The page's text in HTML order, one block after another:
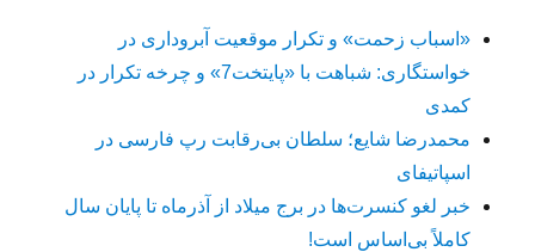
«اسباب زحمت» و تکرار موقعیت آبروداری در
خواستگاری: شباهت با «پایتخت7» و چرخه تکرار در
کمدی
محمدرضا شایع؛ سلطان بی‌رقابت رپ فارسی در
اسپاتیفای
خبر لغو کنسرت‌ها در برج میلاد از آذرماه تا پایان سال
کاملاً بی‌اساس است!